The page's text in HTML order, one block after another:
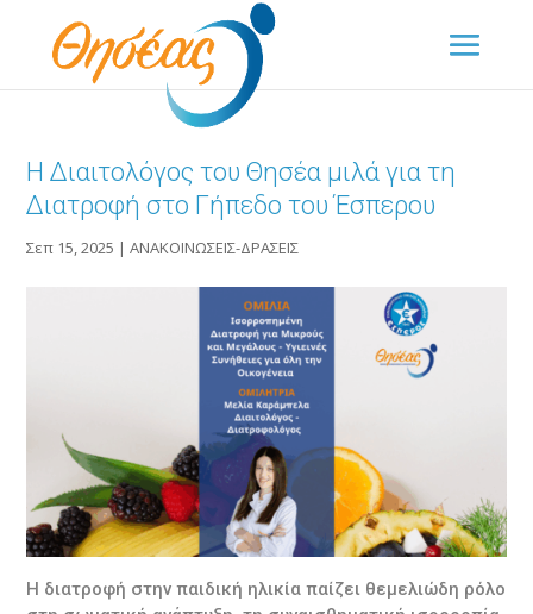
Η Διαιτολόγος του Θησέα μιλά για τη
Διατροφή στο Γήπεδο του Έσπερου
Σεπ 15, 2025 |ΑΝΑΚΟΙΝΩΣΕΙΣ-ΔΡΑΣΕΙΣ
Η διατροφή στην παιδική ηλικία παίζει θεμελιώδη ρόλο